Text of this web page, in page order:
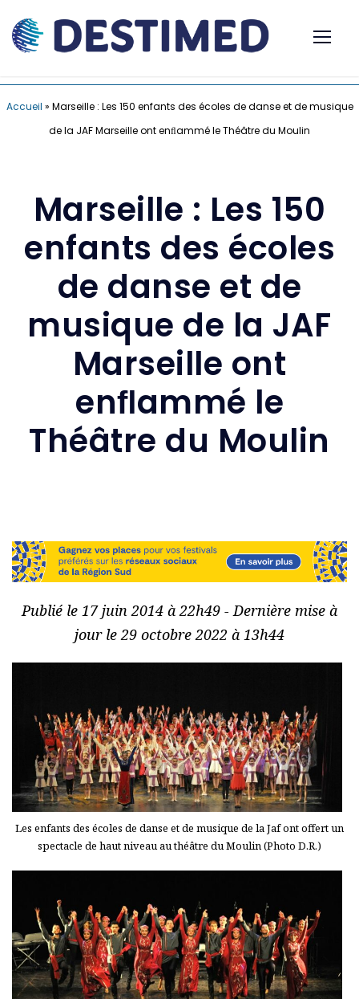
Accueil » Marseille : Les 150 enfants des écoles de danse et de musique
de la JAF Marseille ont enﬂammé le Théâtre du Moulin
Marseille : Les 150
enfants des écoles
de danse et de
musique de la JAF
Marseille ont
enﬂammé le
Théâtre du Moulin
Publié le 17 juin 2014 à 22h49 - Dernière mise à
jour le 29 octobre 2022 à 13h44
Les enfants des écoles de danse et de musique de la Jaf ont offert un
spectacle de haut niveau au théâtre du Moulin (Photo D.R.)